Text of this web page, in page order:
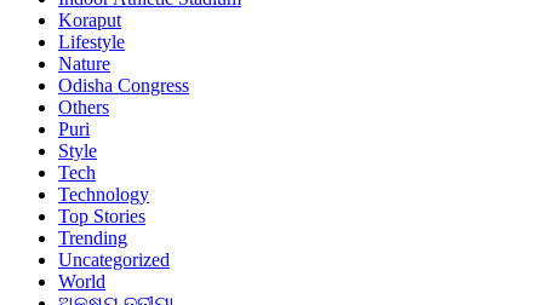
Koraput
Lifestyle
Nature
Odisha Congress
Others
Puri
Style
Tech
Technology
Top Stories
Trending
Uncategorized
World